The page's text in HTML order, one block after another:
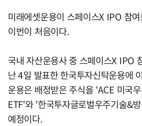
미래에셋운용이 스페이스X IPO 참
이번이 처음이다.
국내 자산운용사 중 스페이스X IPO
난 4일 발표한 한국투자신탁운용에
운용은 배정받은 주식을 'ACE 미국
ETF'와 '한국투자글로벌우주기술&
예정이다.